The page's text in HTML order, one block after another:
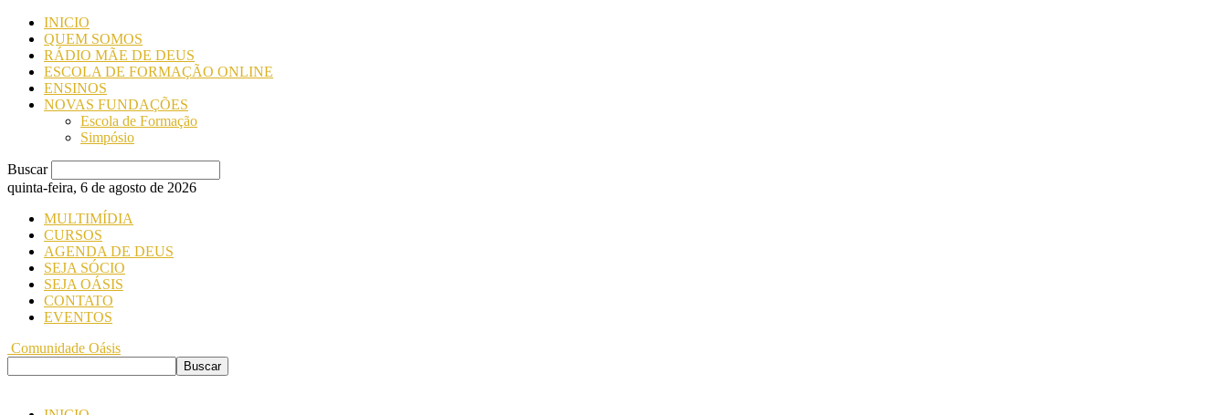
INICIO
QUEM SOMOS
RÁDIO MÃE DE DEUS
ESCOLA DE FORMAÇÃO ONLINE
ENSINOS
NOVAS FUNDAÇÕES
Escola de Formação
Simpósio
Buscar
quinta-feira, 6 de agosto de 2026
MULTIMÍDIA
CURSOS
AGENDA DE DEUS
SEJA SÓCIO
SEJA OÁSIS
CONTATO
EVENTOS
Comunidade Oásis